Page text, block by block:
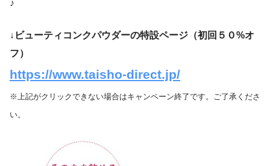
♪
↓ビューティコンクパウダーの特設ページ（初回５０%オ
フ）
https://www.taisho-direct.jp/
※上記がクリックできない場合はキャンペーン終了です。ご了承くださ
い。